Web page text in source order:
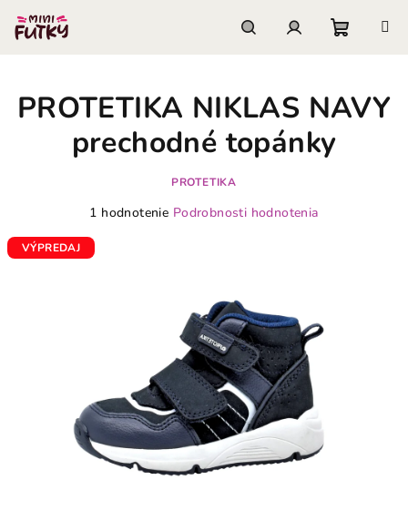
obsah
košík
PROTETIKA NIKLAS NAVY
prechodné topánky
PROTETIKA
Priemerné
produktu
1 hodnotenie Podrobnosti hodnotenia
VÝPREDAJ